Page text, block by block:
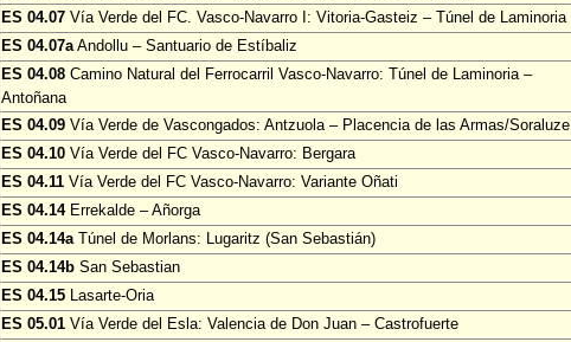
ES 04.07 Vía Verde del FC. Vasco-Navarro I: Vitoria-Gasteiz – Túnel de Laminoria
ES 04.07aAndollu – Santuario de Estíbaliz
ES 04.08 Camino Natural del Ferrocarril Vasco-Navarro: Túnel de Laminoria –
Antoñana
ES 04.09 Vía Verde de Vascongados: Antzuola – Placencia de las Armas/Soraluze
ES 04.10 Vía Verde del FC Vasco-Navarro: Bergara
ES 04.11 Vía Verde del FC Vasco-Navarro: Variante Oñati
ES 04.14Errekalde – Añorga
ES 04.14aTúnel de Morlans: Lugaritz (San Sebastián)
ES 04.14b San Sebastian
ES 04.15 Lasarte-Oria
ES 05.01 Vía Verde del Esla: Valencia de Don Juan – Castrofuerte